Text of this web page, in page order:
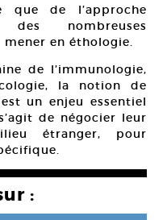
que de l’approche
des nombreuses
en éthologie.
de l’immunologie,
la notion de
un enjeu essentiel
de négocier leur
étranger, pour
: